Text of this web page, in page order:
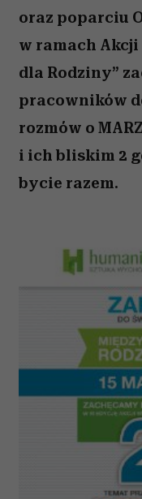
oraz poparciu
w ramach Akcji
dla Rodziny”
pracowników
rozmów o
i ich bliskim 2
bycie razem.